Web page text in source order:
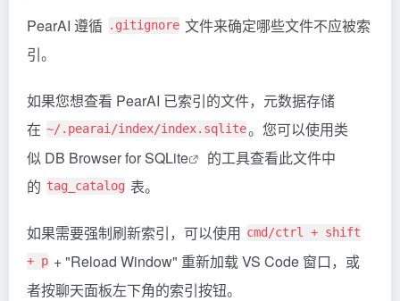
PearAI 遵循 .gitignore 文件来确定哪些文件不应被索
引。
如果您想查看 PearAI 已索引的文件，元数据存储
在 ~/.pearai/index/index.sqlite。您可以使用类
似 DB Browser for SQLite
的工具查看此文件中
的 tag_catalog 表。
如果需要强制刷新索引，可以使用 cmd/ctrl + shift
+ p + "Reload Window" 重新加载 VS Code 窗口，或
者按聊天面板左下角的索引按钮。